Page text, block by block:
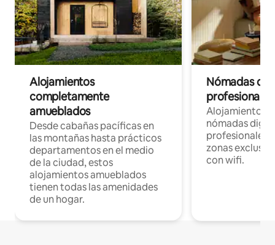
Alojamientos
completamente
amueblados
Desde cabañas pacíficas en
las montañas hasta prácticos
departamentos en el medio
de la ciudad, estos
alojamientos amueblados
tienen todas las amenidades
de un hogar.
Nómadas
Alojamientos
nómadas
profesionales
zonas
con wifi.